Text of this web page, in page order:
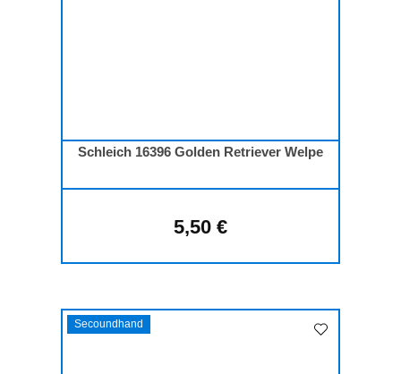
Schleich 16396 Golden Retriever Welpe
Regulärer Preis:
5,50 €
Secoundhand